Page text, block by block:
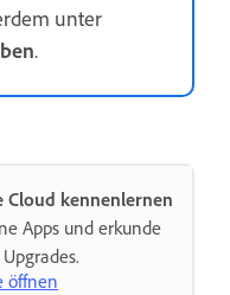
unter
.
Cloud kennenlernen
Apps und erkunde
öffnen